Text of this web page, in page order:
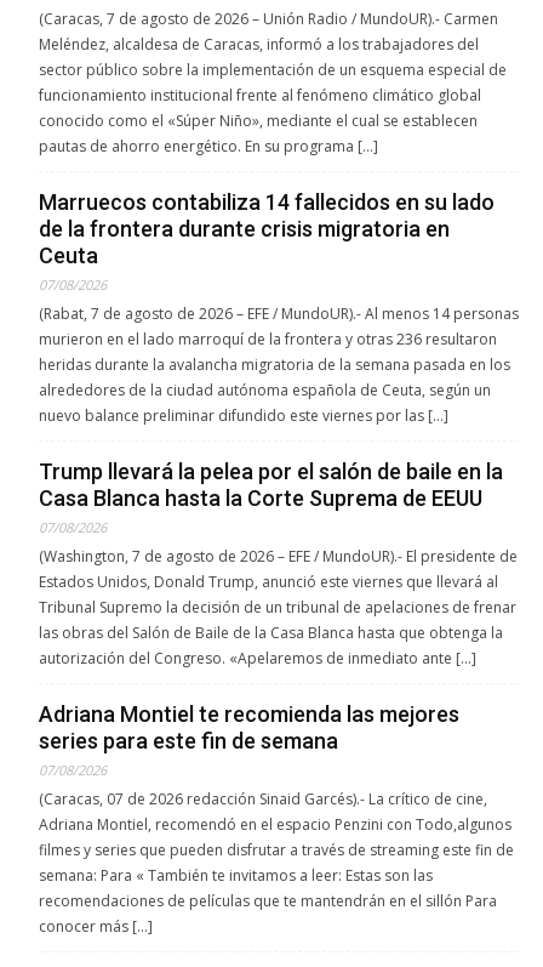
(Caracas, 7 de agosto de 2026 – Unión Radio / MundoUR).- Carmen
Meléndez, alcaldesa de Caracas, informó a los trabajadores del
sector público sobre la implementación de un esquema especial de
funcionamiento institucional frente al fenómeno climático global
conocido como el «Súper Niño», mediante el cual se establecen
pautas de ahorro energético. En su programa […]
Marruecos contabiliza 14 fallecidos en su lado
de la frontera durante crisis migratoria en
Ceuta
07/08/2026
(Rabat, 7 de agosto de 2026 – EFE / MundoUR).- Al menos 14 personas
murieron en el lado marroquí de la frontera y otras 236 resultaron
heridas durante la avalancha migratoria de la semana pasada en los
alrededores de la ciudad autónoma española de Ceuta, según un
nuevo balance preliminar difundido este viernes por las […]
Trump llevará la pelea por el salón de baile en la
Casa Blanca hasta la Corte Suprema de EEUU
07/08/2026
(Washington, 7 de agosto de 2026 – EFE / MundoUR).- El presidente de
Estados Unidos, Donald Trump, anunció este viernes que llevará al
Tribunal Supremo la decisión de un tribunal de apelaciones de frenar
las obras del Salón de Baile de la Casa Blanca hasta que obtenga la
autorización del Congreso. «Apelaremos de inmediato ante […]
Adriana Montiel te recomienda las mejores
series para este fin de semana
07/08/2026
(Caracas, 07 de 2026 redacción Sinaid Garcés).- La crítico de cine,
Adriana Montiel, recomendó en el espacio Penzini con Todo,algunos
filmes y series que pueden disfrutar a través de streaming este fin de
semana: Para « También te invitamos a leer: Estas son las
recomendaciones de películas que te mantendrán en el sillón Para
conocer más […]